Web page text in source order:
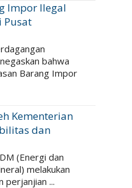
Impor Ilegal
Pusat
bahwa
Barang Impor
Kementerian
dan
(Energi dan
melakukan
perjanjian ...